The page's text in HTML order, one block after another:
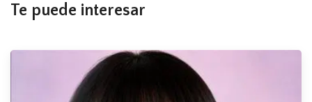
Te puede interesar